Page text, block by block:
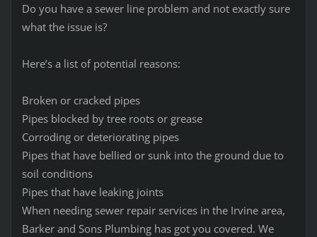
Do you have a sewer line problem and not exactly sure
what the issue is?
Here’s a list of potential reasons:
Broken or cracked pipes
Pipes blocked by tree roots or grease
Corroding or deteriorating pipes
Pipes that have bellied or sunk into the ground due to
soil conditions
Pipes that have leaking joints
When needing sewer repair services in the Irvine area,
Barker and Sons Plumbing has got you covered. We